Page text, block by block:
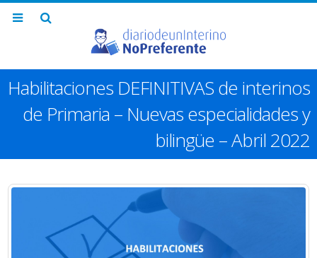
Habilitaciones DEFINITIVAS de interinos
de Primaria – Nuevas especialidades y
bilingüe – Abril 2022